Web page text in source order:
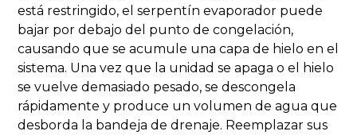
está restringido, el serpentín evaporador puede
bajar por debajo del punto de congelación,
causando que se acumule una capa de hielo en el
sistema. Una vez que la unidad se apaga o el hielo
se vuelve demasiado pesado, se descongela
rápidamente y produce un volumen de agua que
desborda la bandeja de drenaje. Reemplazar sus